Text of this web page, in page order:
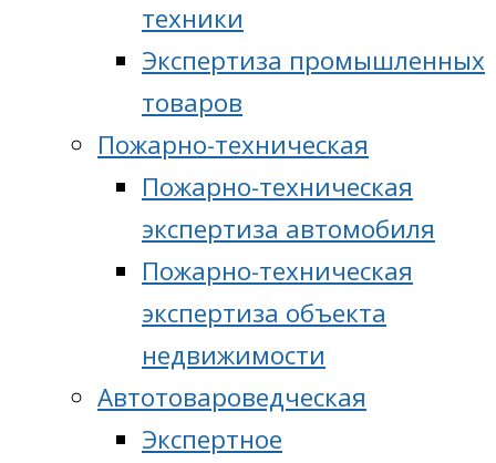
техники
Экспертиза промышленных
товаров
Пожарно-техническая
Пожарно-техническая
экспертиза автомобиля
Пожарно-техническая
экспертиза объекта
недвижимости
Автотовароведческая
Экспертное